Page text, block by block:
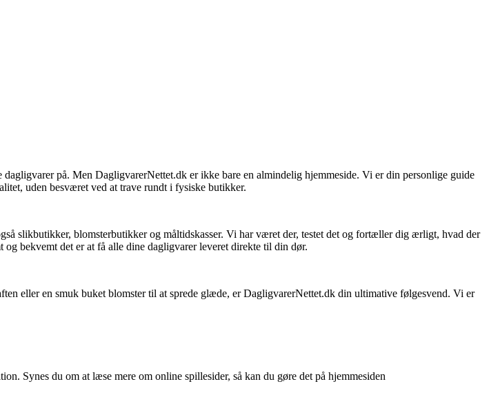
på. Men DagligvarerNettet.dk er ikke bare en almindelig hjemmeside. Vi er din personlige guide
uden besværet ved at trave rundt i fysiske butikker.
slikbutikker, blomsterbutikker og måltidskasser. Vi har været der, testet det og fortæller dig ærligt, hvad der
bekvemt det er at få alle dine dagligvarer leveret direkte til din dør.
eller en smuk buket blomster til at sprede glæde, er DagligvarerNettet.dk din ultimative følgesvend. Vi er
Synes du om at læse mere om online spillesider, så kan du gøre det på hjemmesiden